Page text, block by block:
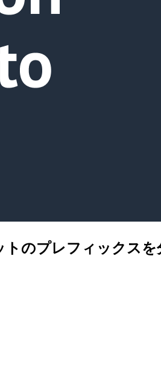
のプレフィックスを